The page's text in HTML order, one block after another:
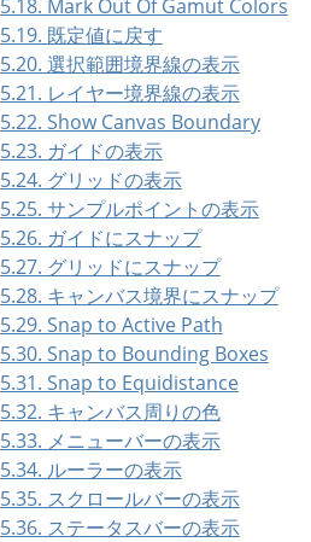
5.18. Mark Out Of Gamut Colors
5.19. 既定値に戻す
5.20. 選択範囲境界線の表示
5.21. レイヤー境界線の表示
5.22. Show Canvas Boundary
5.23. ガイドの表示
5.24. グリッドの表示
5.25. サンプルポイントの表示
5.26. ガイドにスナップ
5.27. グリッドにスナップ
5.28. キャンバス境界にスナップ
5.29. Snap to Active Path
5.30. Snap to Bounding Boxes
5.31. Snap to Equidistance
5.32. キャンバス周りの色
5.33. メニューバーの表示
5.34. ルーラーの表示
5.35. スクロールバーの表示
5.36. ステータスバーの表示